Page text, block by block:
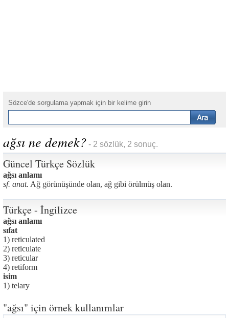
Sözce'de sorgulama yapmak için bir kelime girin
ağsı ne demek? - 2 sözlük, 2 sonuç.
Güncel Türkçe Sözlük
ağsı anlamı
sf. anat. Ağ görünüşünde olan, ağ gibi örülmüş olan.
Türkçe - İngilizce
ağsı anlamı
sıfat
1) reticulated
2) reticulate
3) reticular
4) retiform
isim
1) telary
"ağsı" için örnek kullanımlar